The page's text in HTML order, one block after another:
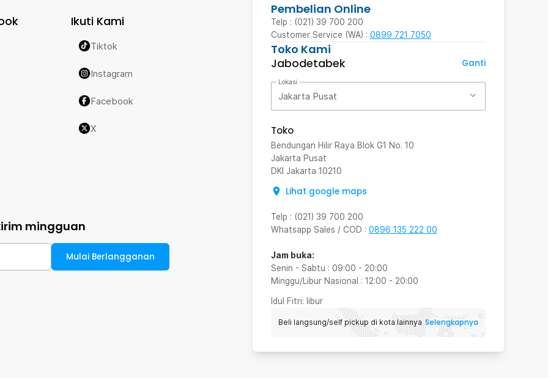
Pembelian Online
Telp : (021) 39 700 200
Customer Service (WA) : 0899 721 7050
Toko Kami
Jabodetabek
Ganti
Lokasi
Jakarta Pusat
Toko
Bendungan Hilir Raya Blok G1 No. 10
Jakarta Pusat
DKI Jakarta 10210
Lihat google maps
Telp : (021) 39 700 200
Whatsapp Sales / COD : 0896 135 222 00
Jam buka:
Senin - Sabtu : 09:00 - 20:00
Minggu/Libur Nasional : 12:00 - 20:00
Idul Fitri: libur
Beli langsung/self pickup di kota lainnya Selengkapnya
Ikuti Kami
Tiktok
Instagram
Facebook
X
mingguan
Mulai Berlangganan